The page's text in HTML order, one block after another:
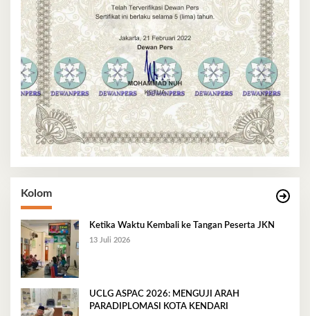
Kolom
Ketika Waktu Kembali ke Tangan Peserta JKN
13 Juli 2026
UCLG ASPAC 2026: MENGUJI ARAH
PARADIPLOMASI KOTA KENDARI